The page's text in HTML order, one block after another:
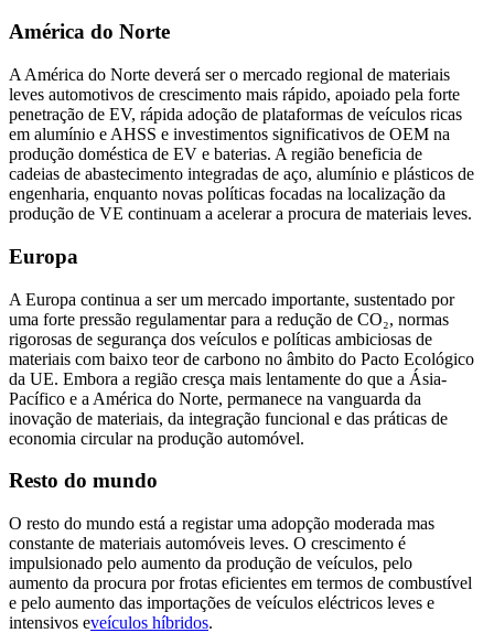
América do Norte
A América do Norte deverá ser o mercado regional de materiais
leves automotivos de crescimento mais rápido, apoiado pela forte
penetração de EV, rápida adoção de plataformas de veículos ricas
em alumínio e AHSS e investimentos significativos de OEM na
produção doméstica de EV e baterias. A região beneficia de
cadeias de abastecimento integradas de aço, alumínio e plásticos de
engenharia, enquanto novas políticas focadas na localização da
produção de VE continuam a acelerar a procura de materiais leves.
Europa
A Europa continua a ser um mercado importante, sustentado por
uma forte pressão regulamentar para a redução de CO₂, normas
rigorosas de segurança dos veículos e políticas ambiciosas de
materiais com baixo teor de carbono no âmbito do Pacto Ecológico
da UE. Embora a região cresça mais lentamente do que a Ásia-
Pacífico e a América do Norte, permanece na vanguarda da
inovação de materiais, da integração funcional e das práticas de
economia circular na produção automóvel.
Resto do mundo
O resto do mundo está a registar uma adopção moderada mas
constante de materiais automóveis leves. O crescimento é
impulsionado pelo aumento da produção de veículos, pelo
aumento da procura por frotas eficientes em termos de combustível
e pelo aumento das importações de veículos eléctricos leves e
intensivos eveículos híbridos.